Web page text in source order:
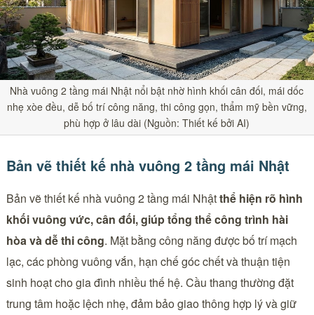
Nhà vuông 2 tầng mái Nhật nổi bật nhờ hình khối cân đối, mái dốc
nhẹ xòe đều, dễ bố trí công năng, thi công gọn, thẩm mỹ bền vững,
phù hợp ở lâu dài (Nguồn: Thiết kế bởi AI)
Bản vẽ thiết kế nhà vuông 2 tầng mái Nhật
Bản vẽ thiết kế nhà vuông 2 tầng mái Nhậtthể hiện rõ hình
khối vuông vức, cân đối, giúp tổng thể công trình hài
hòa và dễ thi công. Mặt bằng công năng được bố trí mạch
lạc, các phòng vuông vắn, hạn chế góc chết và thuận tiện
sinh hoạt cho gia đình nhiều thế hệ. Cầu thang thường đặt
trung tâm hoặc lệch nhẹ, đảm bảo giao thông hợp lý và giữ